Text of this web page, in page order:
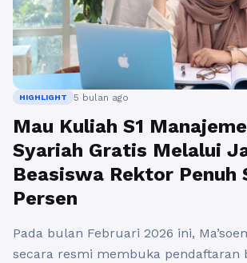
HIGHLIGHT 5 bulan ago
Mau Kuliah S1
Syariah Gratis Melalui
Beasiswa Rektor Penuh
Persen
Pada bulan Februari 2026 ini,
secara resmi membuka pendaftaran